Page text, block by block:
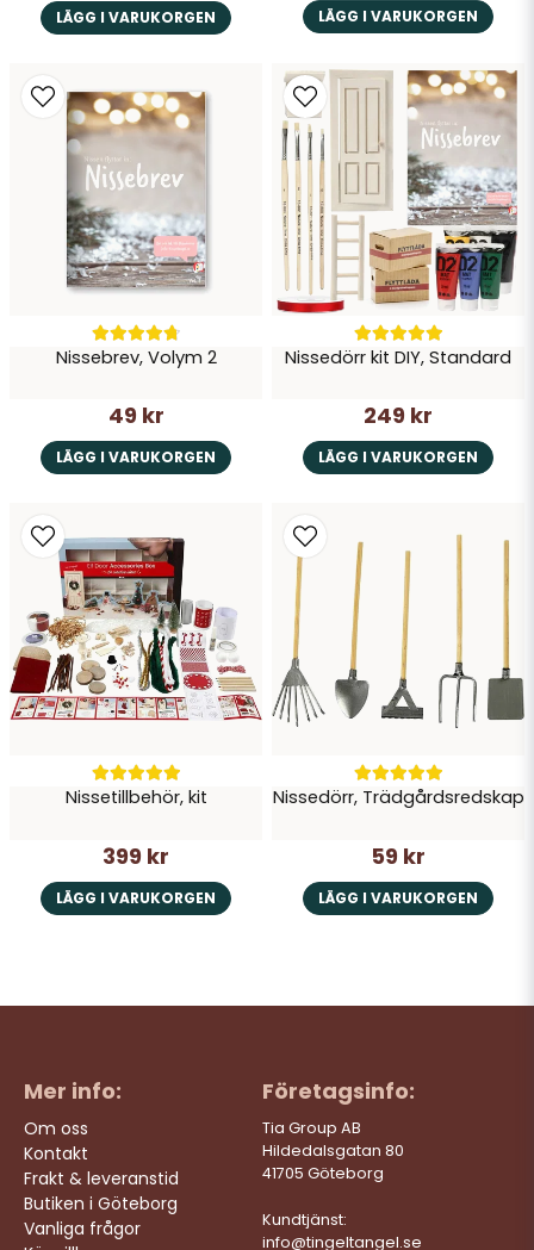
LÄGG I VARUKORGEN LÄGG I VARUKORGEN
Nissebrev, Volym 2
49 kr
LÄGG I VARUKORGEN
Nissedörr kit DIY, Standard
249 kr
LÄGG I VARUKORGEN
Nissetillbehör, kit
399 kr
LÄGG I VARUKORGEN
Nissedörr, Trädgårdsredskap
59 kr
LÄGG I VARUKORGEN
Mer info:
Om oss
Kontakt
Frakt & leveranstid
Butiken i Göteborg
Vanliga frågor
Företagsinfo:
Tia Group AB
Hildedalsgatan 80
41705 Göteborg
Kundtjänst:
info@tingeltangel.se